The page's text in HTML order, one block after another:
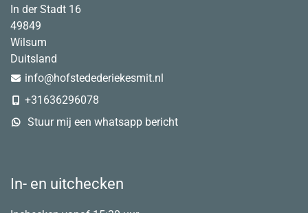
In der Stadt 16
49849
Wilsum
Duitsland
info@hofstedederiekesmit.nl
+31636296078
Stuur mij een whatsapp bericht
In- en uitchecken